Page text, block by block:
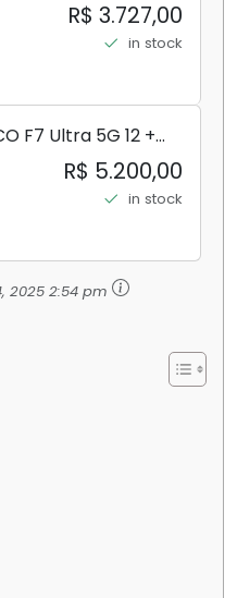
R$ 3.727,00
in stock
F7 Ultra 5G 12 +
Snapdragon 8
D7 para
2K...
R$ 5.200,00
in stock
2025 2:54 pm